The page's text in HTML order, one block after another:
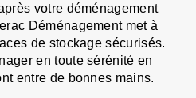
votre déménagement
Déménagement met à
de stockage sécurisés.
en toute sérénité en
entre de bonnes mains.